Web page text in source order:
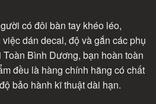
có đôi bàn tay khéo léo,
dán decal, độ và gắn các phụ
Bình Dương, bạn hoàn toàn
đều là hàng chính hãng có chất
bảo hành kĩ thuật dài hạn.